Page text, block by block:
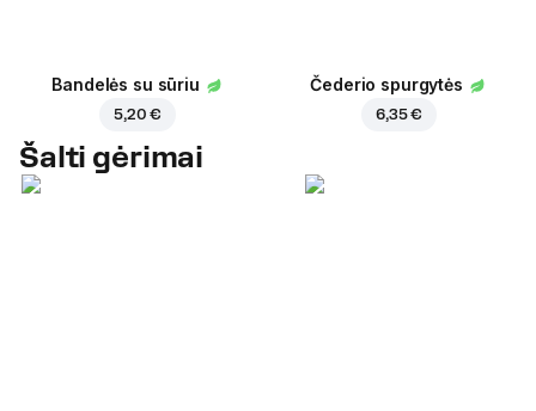
Bandelės su sūriu
5,20 €
Čederio spurgytės
6,35 €
Šalti gėrimai